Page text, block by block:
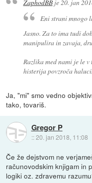
ZaphodBBje 20. jan
Eni strani mnogo
Jasno. Za to ima tudi
manipulira in zavaja,
Razlika med nami je le
histerija povzroča
Ja, "mi" smo vedno
tako, tovariš.
Gregor P
::20. jan 2018, 11:08
Če že dejstvom ne
računovodskim knjigam in
logiki oz. zdravemu